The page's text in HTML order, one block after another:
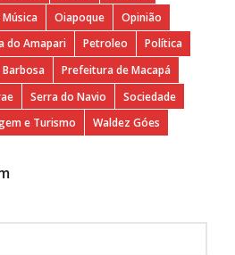
Música Oiapoque
Opinião
do Amapari Petroleo
Política
Prefeitura de Macapá
Serra do Navio
Sociedade
e Turismo Waldez Góes